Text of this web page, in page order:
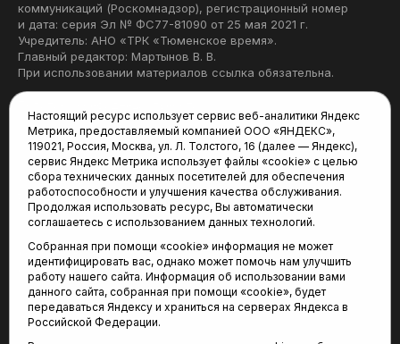
коммуникаций (Роскомнадзор), регистрационный номер
и дата: серия Эл № ФС77-81090 от 25 мая 2021 г.
Учредитель: АНО «ТРК «Тюменское время».
Главный редактор: Мартынов В. В.
При использовании материалов ссылка обязательна.
Редакция:
625035, Тюмень, пр. Геологоразведчиков, 28А
(3452) 68-22-28
tum-arena@mail.ru
Отдел продаж:
(3452) 68-89-78
kotovaev@sibinformburo.ru
Настоящий ресурс использует сервис веб-аналитики Яндекс
Метрика, предоставляемый компанией ООО «ЯНДЕКС»,
119021, Россия, Москва, ул. Л. Толстого, 16 (далее — Яндекс),
сервис Яндекс Метрика использует файлы «cookie» с целью
сбора технических данных посетителей для обеспечения
работоспособности и улучшения качества обслуживания.
Продолжая использовать ресурс, Вы автоматически
соглашаетесь с использованием данных технологий.
Собранная при помощи «cookie» информация не может
идентифицировать вас, однако может помочь нам улучшить
работу нашего сайта. Информация об использовании вами
данного сайта, собранная при помощи «cookie», будет
передаваться Яндексу и храниться на серверах Яндекса в
Российской Федерации.